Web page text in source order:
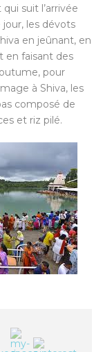
suit l’arrivée
les dévots
en jeûnant, en
en faisant des
pour
à Shiva, les
composé de
et riz pilé.